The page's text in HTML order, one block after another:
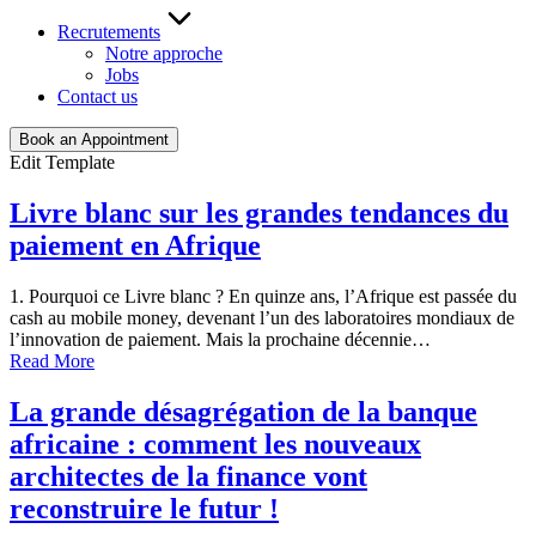
Recrutements
Notre approche
Jobs
Contact us
Book an Appointment
Edit Template
Livre blanc sur les grandes tendances du
paiement en Afrique
1. Pourquoi ce Livre blanc ? En quinze ans, l’Afrique est passée du
cash au mobile money, devenant l’un des laboratoires mondiaux de
l’innovation de paiement. Mais la prochaine décennie…
Read More
La grande désagrégation de la banque
africaine : comment les nouveaux
architectes de la finance vont
reconstruire le futur !